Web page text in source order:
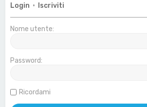
Login • Iscriviti
Nome utente:
Password:
Ricordami